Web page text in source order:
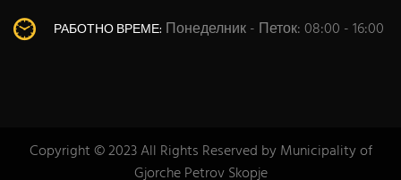
РАБОТНО ВРЕМЕ: Понеделник - Петок: 08:00 - 16:00
Copyright © 2023 All Rights Reserved by Municipality of
Gjorche Petrov Skopje